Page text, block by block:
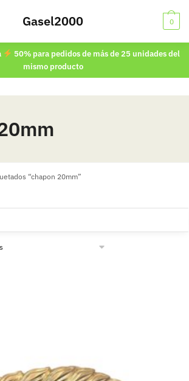
Gasel2000 0
50% para pedidos de más de 25 unidades del
mismo producto
“chapon 20mm”